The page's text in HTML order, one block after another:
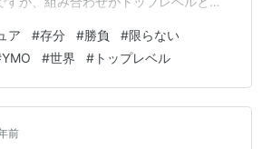
ア #存分 #勝負 #限らない
YMO #世界 # トップレベル
前